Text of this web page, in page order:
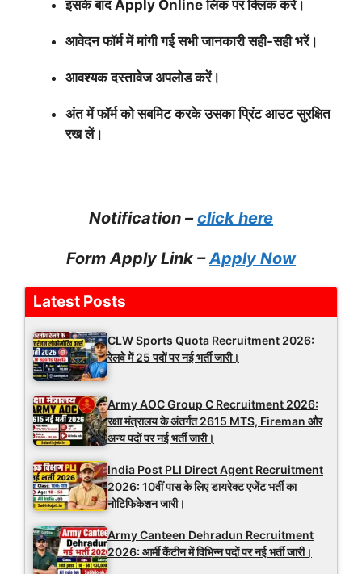
इसके बाद Apply Online लिंक पर क्लिक करें।
आवेदन फॉर्म में मांगी गई सभी जानकारी सही-सही भरें।
आवश्यक दस्तावेज अपलोड करें।
अंत में फॉर्म को सबमिट करके उसका प्रिंट आउट सुरक्षित
रख लें।
Notification –click here
Form Apply Link –Apply Now
Latest Posts
CLW Sports Quota Recruitment 2026:
रेलवे में 25 पदों पर नई भर्ती जारी।
Army AOC Group C Recruitment 2026:
रक्षा मंत्रालय के अंतर्गत 2615 MTS, Fireman और
अन्य पदों पर नई भर्ती जारी।
India Post PLI Direct Agent Recruitment
2026: 10वीं पास के लिए डायरेक्ट एजेंट भर्ती का
नोटिफिकेशन जारी।
Army Canteen Dehradun Recruitment
2026: आर्मी कैंटीन में विभिन्न पदों पर नई भर्ती जारी।